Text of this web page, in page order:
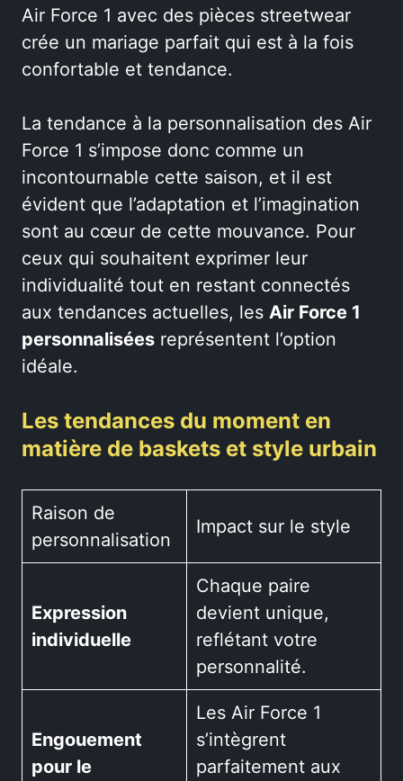
Air Force 1 avec des pièces streetwear
crée un mariage parfait qui est à la fois
confortable et tendance.
La tendance à la personnalisation des Air
Force 1 s’impose donc comme un
incontournable cette saison, et il est
évident que l’adaptation et l’imagination
sont au cœur de cette mouvance. Pour
ceux qui souhaitent exprimer leur
individualité tout en restant connectés
aux tendances actuelles, les Air Force 1
personnalisées représentent l’option
idéale.
Les tendances du moment en
matière de baskets et style urbain
Raison de
personnalisation
Impact sur le style
Expression
individuelle
Chaque paire
devient unique,
reflétant votre
personnalité.
Engouement
pour le
Les Air Force 1
s’intègrent
parfaitement aux